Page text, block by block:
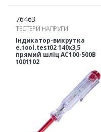
76463
ТЕСТЕРИ НАПРУГИ
Індикатор-викрутка
e.tool.test02 140х3,5
прямий шліц АС100-500В
t001102